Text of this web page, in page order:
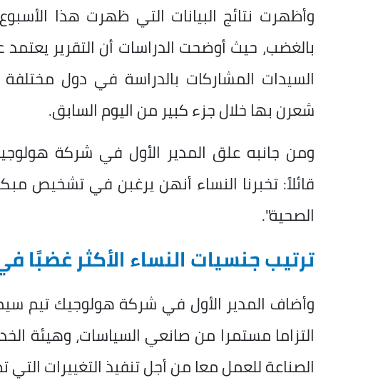
بالغضب، حيث أوضحت الدراسات أن التقرير
السيدات المشاركات بالدراسة في دول
شعرن بها خلال جزء كبير من اليوم السابق.
ومن جانبه علق المدير الأول في شركة
قائلاً: تخبرنا النساء أنهن يرغبن في تشخيص
الصحية".
ترتيب جنسيات النساء الأكثر غضبًا
وأضاف المدير الأول في شركة هولوجيك تيم
التزاما مستمرا من صانعي السياسات، وهيئة
الصناعة للعمل معا من أجل تنفيذ التغييرات التي